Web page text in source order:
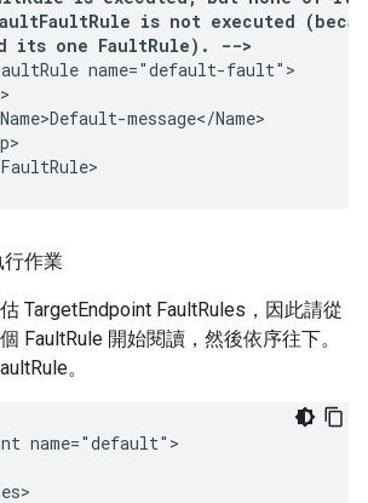
is not executed
its one FaultRule). -->
name="default-fault">
message</Name>
作業
TargetEndpoint FaultRules，因此請從
FaultRule 開始閱讀，然後依序往下。
。
name="default">